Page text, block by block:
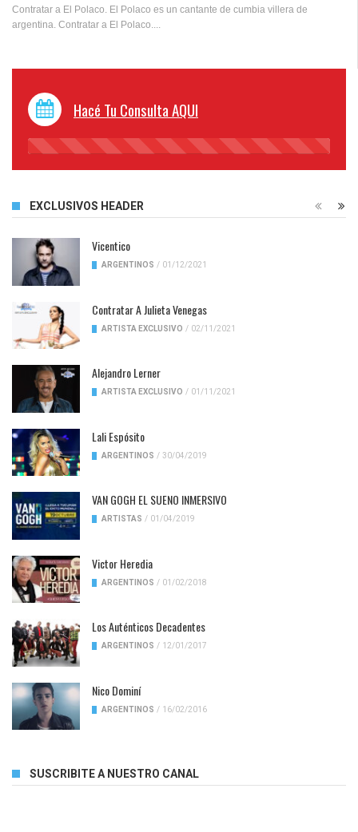
Contratar a El Polaco. El Polaco es un cantante de cumbia villera de
argentina. Contratar a El Polaco....
Hacé Tu Consulta AQUI
45%
EXCLUSIVOS HEADER
Vicentico
ARGENTINOS / 01/12/2021
Contratar A Julieta Venegas
ARTISTA EXCLUSIVO / 02/11/2021
Alejandro Lerner
ARTISTA EXCLUSIVO / 01/11/2021
Lali Espósito
ARGENTINOS / 30/04/2019
VAN GOGH EL SUENO INMERSIVO
ARTISTAS / 01/04/2019
Victor Heredia
ARGENTINOS / 01/02/2018
Los Auténticos Decadentes
ARGENTINOS / 12/01/2017
Nico Dominí
ARGENTINOS / 16/02/2016
SUSCRIBITE A NUESTRO CANAL